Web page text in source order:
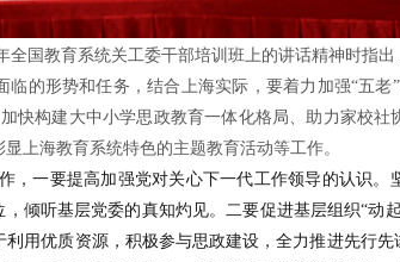
全国教育系统关工委干部培训班上的讲话精神时指
的形势和任务，结合上海实际，要着力加强“五
快构建大中小学思政教育一体化格局、助力家校
上海教育系统特色的主题教育活动等工作。
，一要提高加强党对关心下一代工作领导的认识。
倾听基层党委的真知灼见。二要促进基层组织“动
用优质资源，积极参与思政建设，全力推进先行